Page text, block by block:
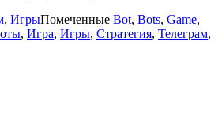
, ИгрыПомеченные Bot, Bots, Game,
, Игра, Игры, Стратегия, Телеграм,